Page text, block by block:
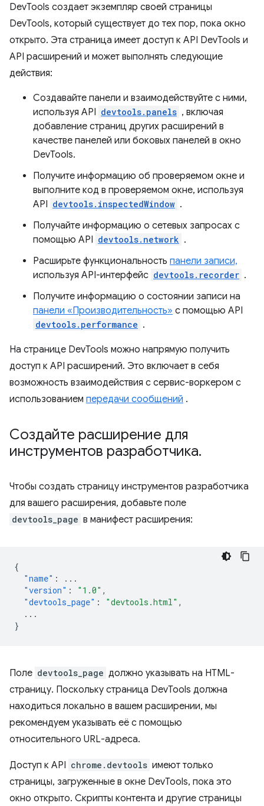
DevTools создает экземпляр своей страницы
DevTools, который существует до тех пор, пока окно
открыто. Эта страница имеет доступ к API DevTools и
API расширений и может выполнять следующие
действия:
Создавайте панели и взаимодействуйте с ними,
используя API devtools.panels , включая
добавление страниц других расширений в
качестве панелей или боковых панелей в окно
DevTools.
Получите информацию об проверяемом окне и
выполните код в проверяемом окне, используя
API devtools.inspectedWindow .
Получайте информацию о сетевых запросах с
помощью API devtools.network .
Расширьте функциональность панели записи,
используя API-интерфейс devtools.recorder .
Получите информацию о состоянии записи на
панели «Производительность» с помощью API
devtools.performance .
На странице DevTools можно напрямую получить
доступ к API расширений. Это включает в себя
возможность взаимодействия с сервис-воркером с
использованием передачи сообщений .
Создайте расширение для
инструментов разработчика.
Чтобы создать страницу инструментов разработчика
для вашего расширения, добавьте поле
devtools_page в манифест расширения:
{
"name" :
...
"version" : "1.0" ,
"devtools_page" : "devtools.html" ,
...
}
Поле devtools_page должно указывать на HTML-
страницу. Поскольку страница DevTools должна
находиться локально в вашем расширении, мы
рекомендуем указывать её с помощью
относительного URL-адреса.
Доступ к API chrome.devtools имеют только
страницы, загруженные в окне DevTools, пока это
окно открыто. Скрипты контента и другие страницы